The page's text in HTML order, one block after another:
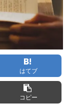
はてブ
コピー